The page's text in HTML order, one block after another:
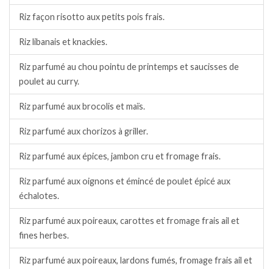
Riz façon risotto aux petits pois frais.
Riz libanais et knackies.
Riz parfumé au chou pointu de printemps et saucisses de
poulet au curry.
Riz parfumé aux brocolis et maïs.
Riz parfumé aux chorizos à griller.
Riz parfumé aux épices, jambon cru et fromage frais.
Riz parfumé aux oignons et émincé de poulet épicé aux
échalotes.
Riz parfumé aux poireaux, carottes et fromage frais ail et
fines herbes.
Riz parfumé aux poireaux, lardons fumés, fromage frais ail et